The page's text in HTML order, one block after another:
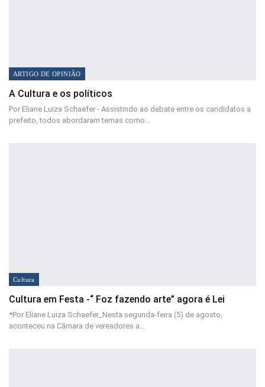
ARTIGO DE OPINIÃO
A Cultura e os políticos
Por Eliane Luiza Schaefer - Assistindo ao debate entre os candidatos a
prefeito, todos abordaram temas como…
Cultura
Cultura em Festa -“ Foz fazendo arte” agora é Lei
*Por Eliane Luiza Schaefer_Nesta segunda-feira (5) de agosto,
aconteceu na Câmara de vereadores a…